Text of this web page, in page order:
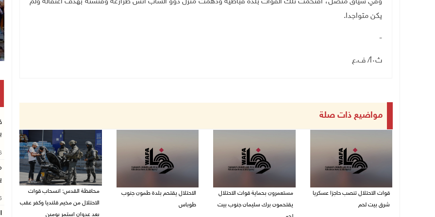
يكن متواجدا.
-
ث٠أ/ ف.ع
مواضيع ذات صلة
قوات الاحتلال تنصب حاجزا عسكريا
شرق بيت لحم
مستعمرون بحماية قوات الاحتلال
يقتحمون برك سليمان جنوب بيت
الاحتلال يقتحم بلدة طمون جنوب
طوباس
محافظة القدس: انسحاب قوات
الاحتلال من مخيم قلنديا وكفر عقب
بعد عدوان استمر يومين